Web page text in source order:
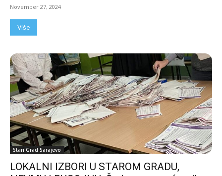
November 27, 2024
Više
Stari Grad Sarajevo
LOKALNI IZBORI U STAROM GRADU,